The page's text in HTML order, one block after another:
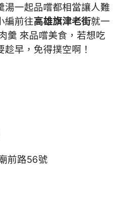
湯一起品嚐都相當讓人難
編前往高雄旗津老街就一
羹 來品嚐美食，若想吃
早，免得撲空啊！
前路56號